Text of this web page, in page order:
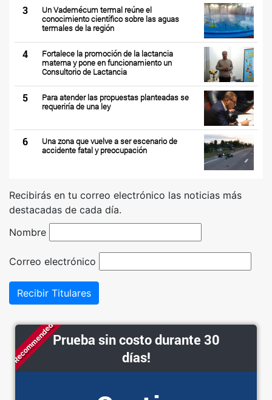
3
Un Vademécum termal reúne el
conocimiento científico sobre las aguas
termales de la región
4
Fortalece la promoción de la lactancia
materna y pone en funcionamiento un
Consultorio de Lactancia
5
Para atender las propuestas planteadas se
requeriría de una ley
6
Una zona que vuelve a ser escenario de
accidente fatal y preocupación
Recibirás en tu correo electrónico las noticias más
destacadas de cada día.
Nombre
Correo electrónico
Recibir Titulares
RecommendedPrueba sin costo durante 30
días!